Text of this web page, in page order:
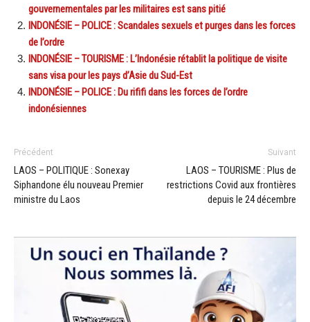
gouvernementales par les militaires est sans pitié
INDONÉSIE – POLICE : Scandales sexuels et purges dans les forces
de l’ordre
INDONÉSIE – TOURISME : L’Indonésie rétablit la politique de visite
sans visa pour les pays d’Asie du Sud-Est
INDONÉSIE – POLICE : Du rififi dans les forces de l’ordre
indonésiennes
Précédent
LAOS – POLITIQUE : Sonexay
Siphandone élu nouveau Premier
ministre du Laos
Suivant
LAOS – TOURISME : Plus de
restrictions Covid aux frontières
depuis le 24 décembre